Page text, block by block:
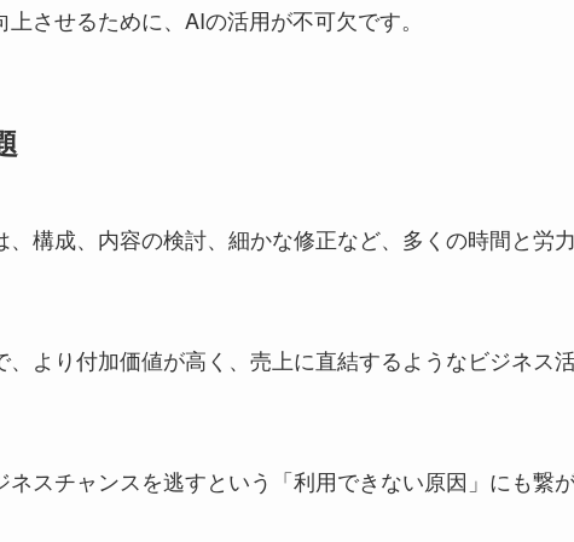
させるために、AIの活用が不可欠です。
構成、内容の検討、細かな修正など、多くの時間と労力
より付加価値が高く、売上に直結するようなビジネス
スチャンスを逃すという「利用できない原因」にも繋